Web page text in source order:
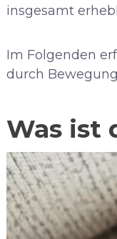
insgesamt
Im Folgenden
durch
Was ist